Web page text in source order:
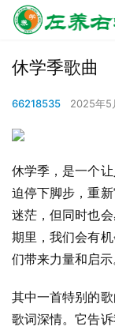
休学季歌曲
66218535 2025年5
休学季，是一个
迫停下脚步，重
迷茫，但同时也
期里，我们会有
们带来力量和启示
其中一首特别的
歌词深情。它告